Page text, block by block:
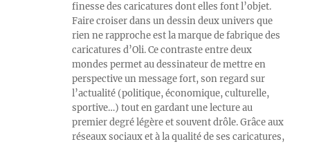
finesse des caricatures dont elles font l’objet.
Faire croiser dans un dessin deux univers que
rien ne rapproche est la marque de fabrique des
caricatures d’Oli. Ce contraste entre deux
mondes permet au dessinateur de mettre en
perspective un message fort, son regard sur
l’actualité (politique, économique, culturelle,
sportive…) tout en gardant une lecture au
premier degré légère et souvent drôle. Grâce aux
réseaux sociaux et à la qualité de ses caricatures,